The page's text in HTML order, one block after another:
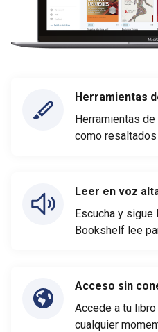
Herramientas
Herramientas
como
Leer en voz
Escucha y sigue
Bookshelf lee
Acceso sin
Accede a tu
cualquier